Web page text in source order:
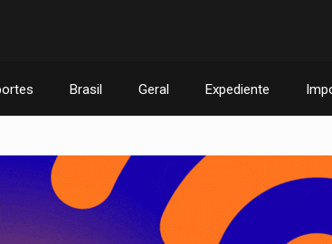
Brasil Geral Expediente